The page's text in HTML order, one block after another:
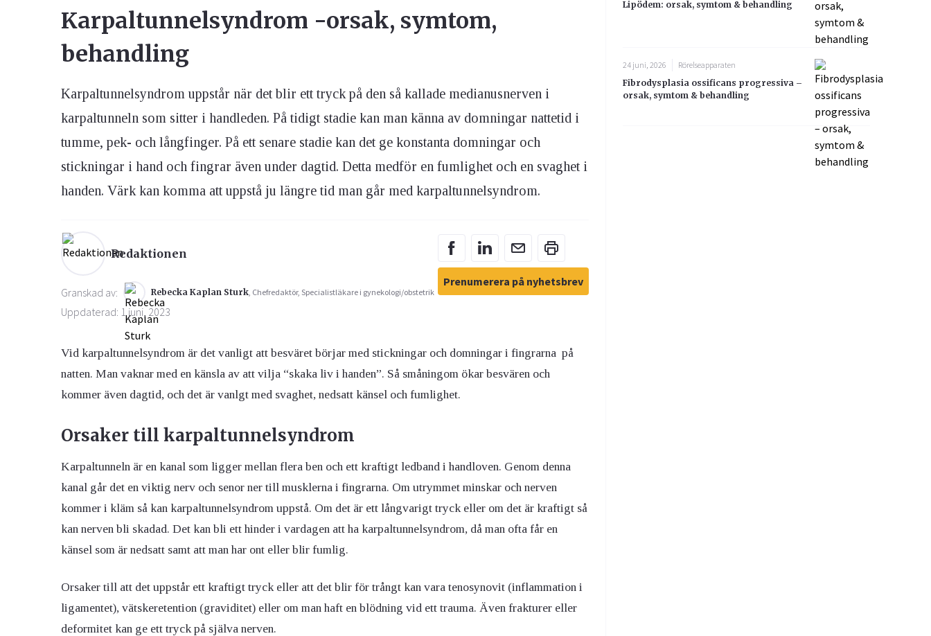
Ögon & Öron
Övervikt
Karpaltunnelsyndrom -orsak, symtom,
behandling
Karpaltunnelsyndrom uppstår när det blir ett tryck på den så kallade medianusnerven i
karpaltunneln som sitter i handleden. På tidigt stadie kan man känna av domningar nattetid i
tumme, pek- och långfinger. På ett senare stadie kan det ge konstanta domningar och
stickningar i hand och fingrar även under dagtid. Detta medför en fumlighet och en svaghet i
handen. Värk kan komma att uppstå ju längre tid man går med karpaltunnelsyndrom.
Redaktionen
Granskad av: Rebecka Kaplan Sturk, Chefredaktör, Specialistläkare i gynekologi/obstetrik
Uppdaterad: 1 juni, 2023
Prenumerera på nyhetsbrev
Vid karpaltunnelsyndrom är det vanligt att besväret börjar med stickningar och domningar i fingrarna på
natten. Man vaknar med en känsla av att vilja “skaka liv i handen”. Så småningom ökar besvären och
kommer även dagtid, och det är vanlgt med svaghet, nedsatt känsel och fumlighet.
Orsaker till karpaltunnelsyndrom
Karpaltunneln är en kanal som ligger mellan flera ben och ett kraftigt ledband i handloven. Genom denna
kanal går det en viktig nerv och senor ner till musklerna i fingrarna. Om utrymmet minskar och nerven
kommer i kläm så kan karpaltunnelsyndrom uppstå. Om det är ett långvarigt tryck eller om det är kraftigt så
kan nerven bli skadad. Det kan bli ett hinder i vardagen att ha karpaltunnelsyndrom, då man ofta får en
känsel som är nedsatt samt att man har ont eller blir fumlig.
Orsaker till att det uppstår ett kraftigt tryck eller att det blir för trångt kan vara tenosynovit (inflammation i
ligamentet), vätskeretention (graviditet) eller om man haft en blödning vid ett trauma. Även frakturer eller
deformitet kan ge ett tryck på själva nerven.
Lipödem: orsak, symtom & behandling
24 juni, 2026
Rörelseapparaten
Fibrodysplasia ossificans progressiva –
orsak, symtom & behandling